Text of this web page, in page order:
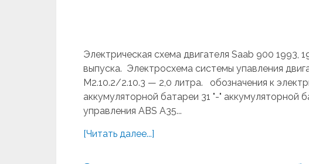
Электрическая схема двигателя Saab 900 1993,
выпуска. Электросхема системы упавления
M2.10.2/2.10.3 — 2,0 литра. обозначения к
аккумуляторной батареи 31 "-" аккумуляторной
управления ABS A35...
[Читать далее...]